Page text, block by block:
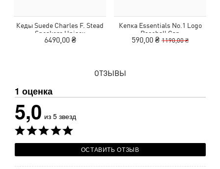
Кеды Suede Charles F. Stead
Sneakers Unisex
6490,00 ₴
Кепка Essentials No.1 Logo
Baseball Cap
590,00 ₴ 1190,00 ₴
ОТЗЫВЫ
1 оценка
5,0 из 5 звезд
ОСТАВИТЬ ОТЗЫВ